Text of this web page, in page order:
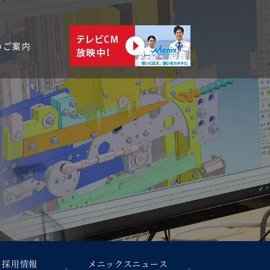
案内
採用情報 メニックスニュース